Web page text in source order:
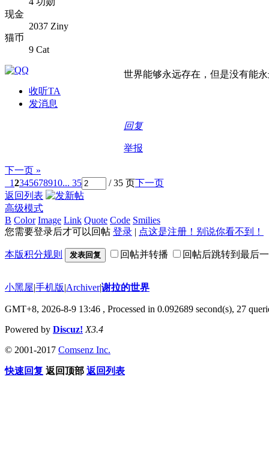
现金
2037 Ziny
猫币
9 Cat
收听TA
发消息
世界能够永远存在，但是没有能
回复
举报
下一页 »
12345678910... 35 / 35 页下一页
返回列表
高级模式
B Color Image Link Quote Code Smilies
您需要登录后才可以回帖 登录 | 点这是注册！别说你看不到！
本版积分规则 发表回复 回帖并转播 回帖后跳转到最后
小黑屋|手机版|Archiver|谢拉的世界
GMT+8, 2026-8-9 13:46 , Processed in 0.092689 second(s), 27
Powered by Discuz! X3.4
© 2001-2017 Comsenz Inc.
快速回复 返回顶部 返回列表